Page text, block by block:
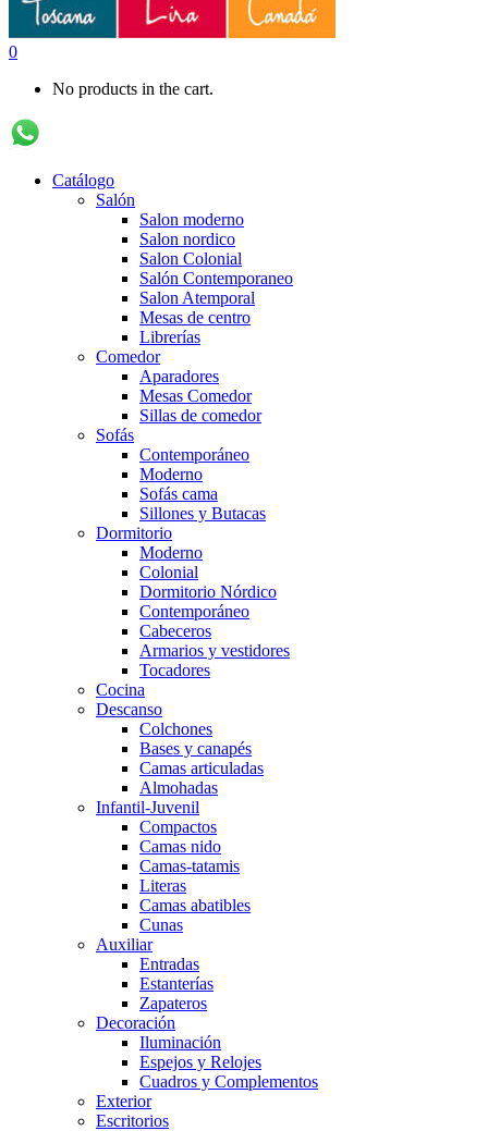
0
No products in the cart.
Catálogo
Salón
Salon moderno
Salon nordico
Salon Colonial
Salón Contemporaneo
Salon Atemporal
Mesas de centro
Librerías
Comedor
Aparadores
Mesas Comedor
Sillas de comedor
Sofás
Contemporáneo
Moderno
Sofás cama
Sillones y Butacas
Dormitorio
Moderno
Colonial
Dormitorio Nórdico
Contemporáneo
Cabeceros
Armarios y vestidores
Tocadores
Cocina
Descanso
Colchones
Bases y canapés
Camas articuladas
Almohadas
Infantil-Juvenil
Compactos
Camas nido
Camas-tatamis
Literas
Camas abatibles
Cunas
Auxiliar
Entradas
Estanterías
Zapateros
Decoración
Iluminación
Espejos y Relojes
Cuadros y Complementos
Exterior
Escritorios